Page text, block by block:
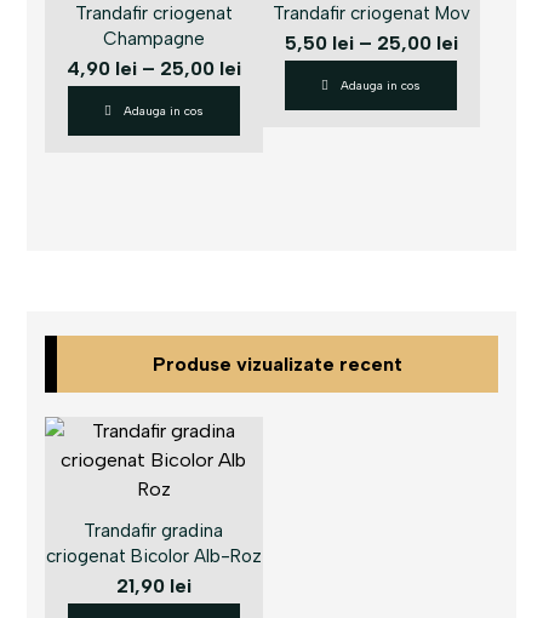
Trandafir criogenat
Champagne
4,90 lei – 25,00 lei
Adauga in cos
Trandafir criogenat Mov
5,50 lei – 25,00 lei
Adauga in cos
Produse vizualizate recent
Trandafir gradina
criogenat Bicolor Alb-Roz
21,90 lei